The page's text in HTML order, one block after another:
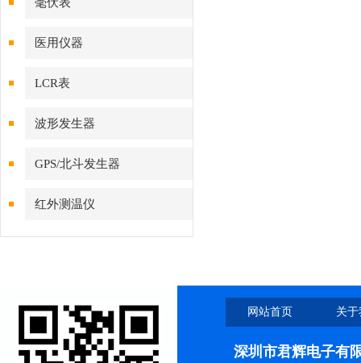
医用仪器
LCR表
波形发生器
GPS/北斗发生器
红外测温仪
网站首页 关
深圳市君辉电子有